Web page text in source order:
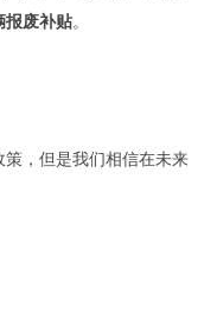
报废补贴。
，但是我们相信在未来